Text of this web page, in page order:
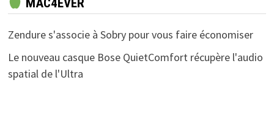
Zendure s'associe à Sobry pour vous faire économiser
Le nouveau casque Bose QuietComfort récupère l'audio
spatial de l'Ultra